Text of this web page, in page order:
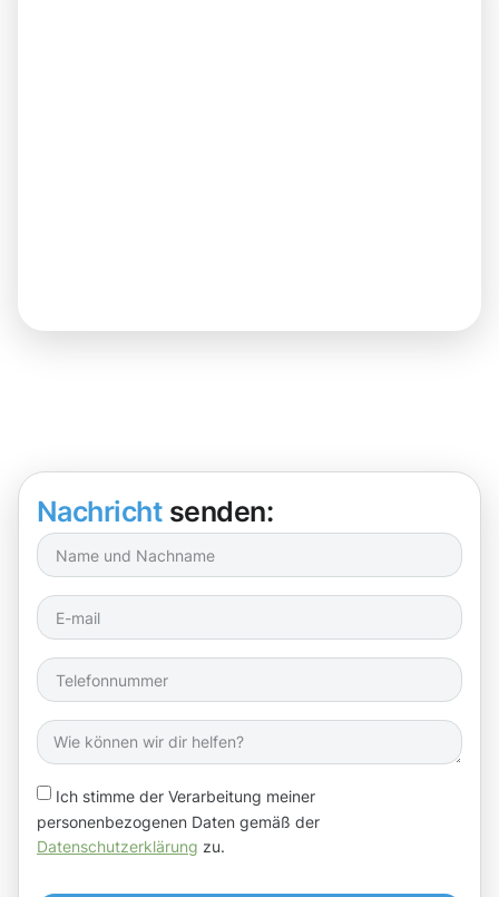
Nachricht senden:
Ich stimme der Verarbeitung meiner
personenbezogenen Daten gemäß der
Datenschutzerklärung zu.